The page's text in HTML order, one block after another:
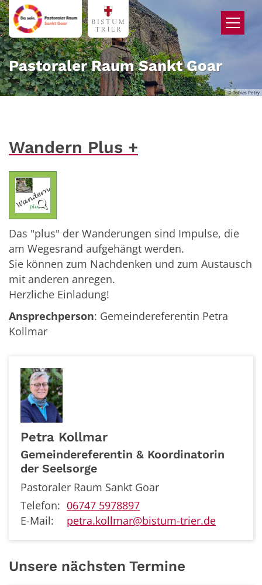
Zum Inhalt springen
© Tobias Petry
Pastoraler Raum Sankt Goar
Wandern Plus +
Das "plus" der Wanderungen sind Impulse, die
am Wegesrand aufgehängt werden.
Sie können zum Nachdenken und zum Austausch
mit anderen anregen.
Herzliche Einladung!
Ansprechperson: Gemeindereferentin Petra
Kollmar
Petra Kollmar
Gemeindereferentin & Koordinatorin
der Seelsorge
Pastoraler Raum Sankt Goar
Telefon: 06747 5978897
E-Mail:
petra.kollmar@bistum-trier.de
Unsere nächsten Termine